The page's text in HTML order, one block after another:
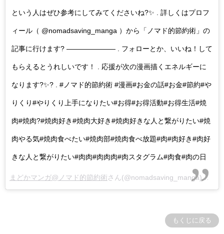
という人はぜひ参考にしてみてくださいね?✨ . 詳しくはプロフ
ィール（ @nomadsaving_manga ）から「ノマド的節約術」の
記事に行けます? ——————— . フォローとか、いいね！して
もらえるとうれしいです！ . 応援が次の漫画描くエネルギーに
なります?✨? . #ノマド的節約術 #漫画#お金の話#お金#節約#や
りくり#やりくり上手になりたい#お得#お得活動#お得生活#焼
肉#焼肉?#焼肉好き#焼肉大好き#焼肉好きな人と繋がりたい#焼
肉やる気#焼肉食べたい#焼肉部#焼肉食べ放題#肉#肉好き#肉好
きな人と繋がりたい#肉肉#肉肉肉#肉スタグラム#肉食#肉の日
まどかマンガ@ノマド的節約術さん(@nomadsaving_manga)がシェアした投稿 –
もくじに戻る